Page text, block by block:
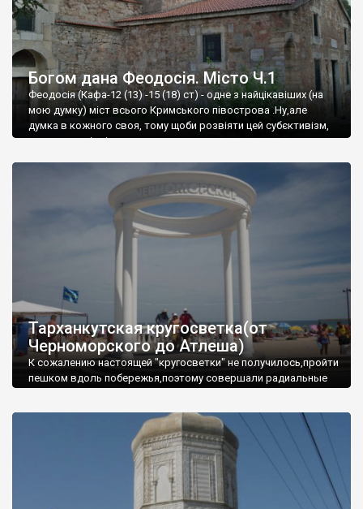
Богом дана Феодосія. Місто Ч.1
Феодосія (Кафа-12 (13) -15 (18) ст) - одне з найцікавіших (на
мою думку) міст всього Кримського півострова .Ну,але
думка в кожного своя, тому щоби розвіяти цей субєктивізм,
запрошую відвідати це
Тарханкутская кругосветка(от
Черноморского до Атлеша)
К сожалению настоящей "кругосветки" не получилось,пройти
пешком вдоль побережья,поэтому совершали радиальные